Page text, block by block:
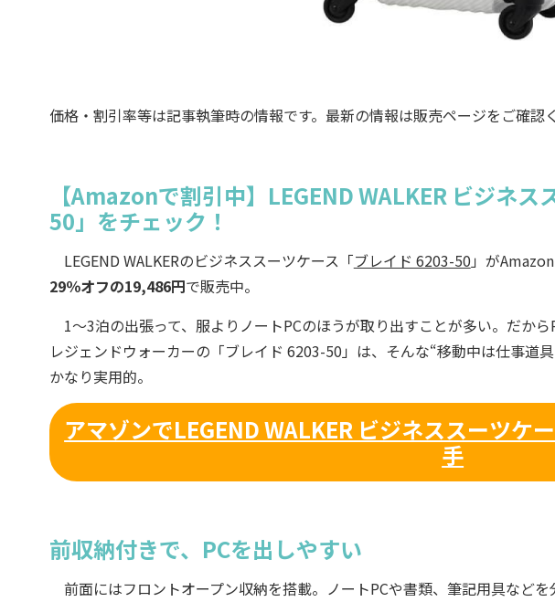
価格・割引率等は記事執筆時の情報です。最新の情報は販売ページをご確認
【Amazonで割引中】LEGEND WALKER ビジネ
50」をチェック！
LEGEND WALKERのビジネススーツケース「ブレイド 6203-50 」が
29％オフの19,486円で販売中。
1〜3泊の出張って、服よりノートPCのほうが取り出すことが多い。だから
レジェンドウォーカーの「ブレイド 6203-50」は、そんな“移動中は仕事道
かなり実用的。
アマゾンでLEGEND WALKER ビジネススーツケ
手
前収納付きで、PCを出しやすい
前面にはフロントオープン収納を搭載。ノートPCや書類、筆記用具など